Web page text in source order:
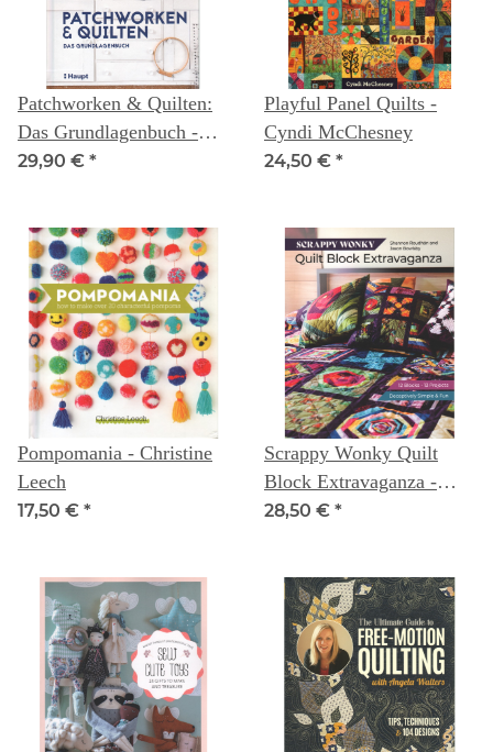
Patchworken & Quilten:
Das Grundlagenbuch -
Uta Hanson
29,90 € *
Playful Panel Quilts -
Cyndi McChesney
24,50 € *
Pompomania - Christine
Leech
17,50 € *
Scrappy Wonky Quilt
Block Extravaganza -
Shannon Roudhán and
28,50 € *